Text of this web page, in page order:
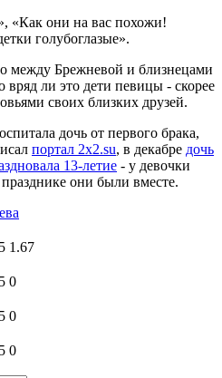
«Как они на вас похожи!
голубоглазые».
между Брежневой и близнецами
вряд ли это дети певицы - скорее
своих близких друзей.
дочь от первого брака,
портал 2x2.su, в декабре дочь
13-летие - у девочки
они были вместе.
5 1.67
5 0
5 0
5 0